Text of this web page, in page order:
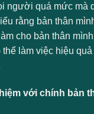
người quá mức mà
rằng bản thân
cho bản thân
làm việc hiệu
với chính bản